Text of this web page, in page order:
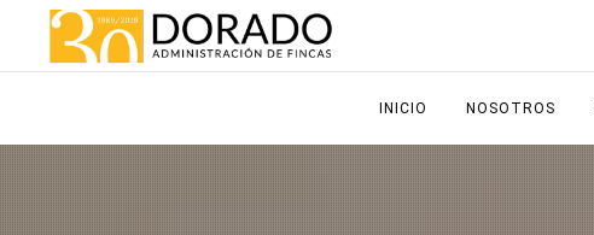
INICIO NOSOTROS